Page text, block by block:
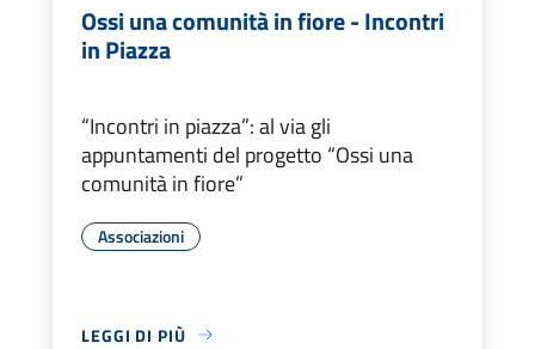
Ossi una comunità in fiore - Incontri
in Piazza
“Incontri in piazza”: al via gli
appuntamenti del progetto “Ossi una
comunità in fiore”
Associazioni
LEGGI DI PIÙ